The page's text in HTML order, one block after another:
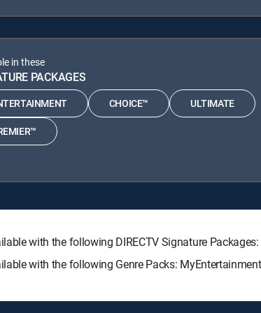
in these
PACKAGES
CHOICE™ ULTIMATE
with the following DIRECTV Signature Packages:
with the following Genre Packs: